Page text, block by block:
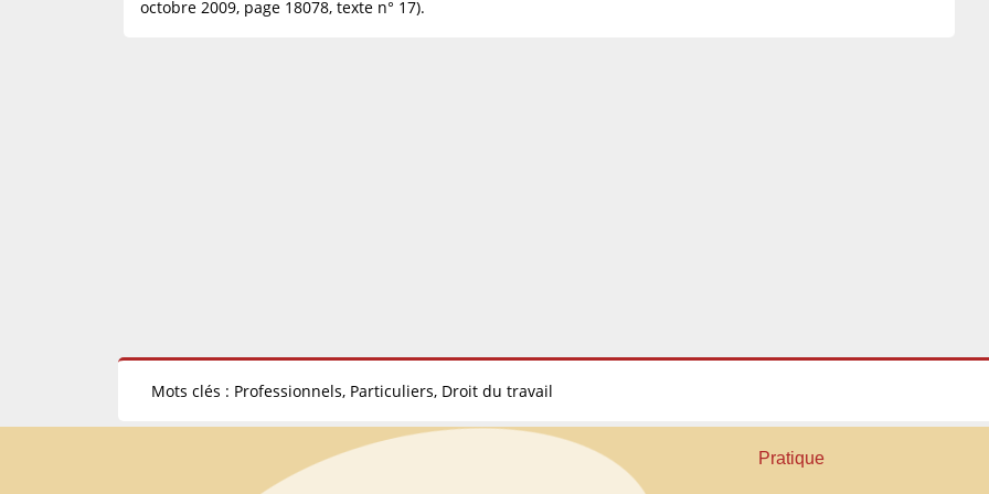
octobre 2009, page 18078, texte n° 17).
Mots clés : Professionnels, Particuliers, Droit du travail
Pratique